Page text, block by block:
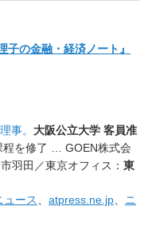
の金融・経済ノート』
事。 大阪公立大学 客員准
程を修了 … GOEN株式会
羽田／東京オフィス： 東
ュース atpress.ne.jp
ニ